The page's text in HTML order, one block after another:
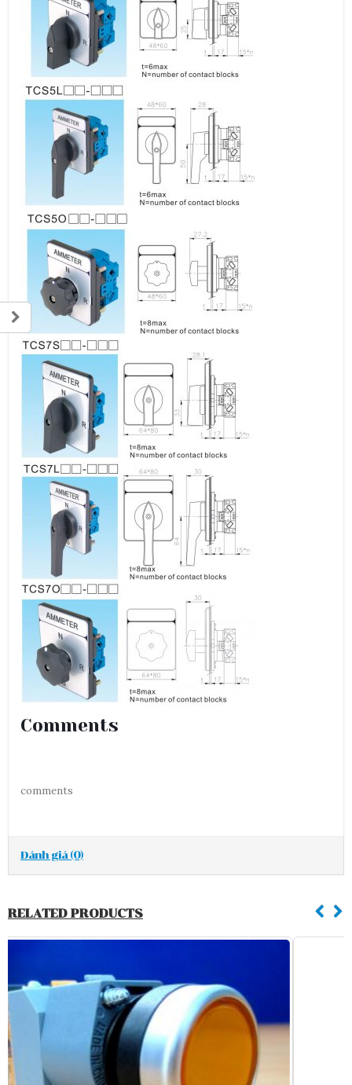
Comments
comments
Đánh giá (0)
RELATED PRODUCTS